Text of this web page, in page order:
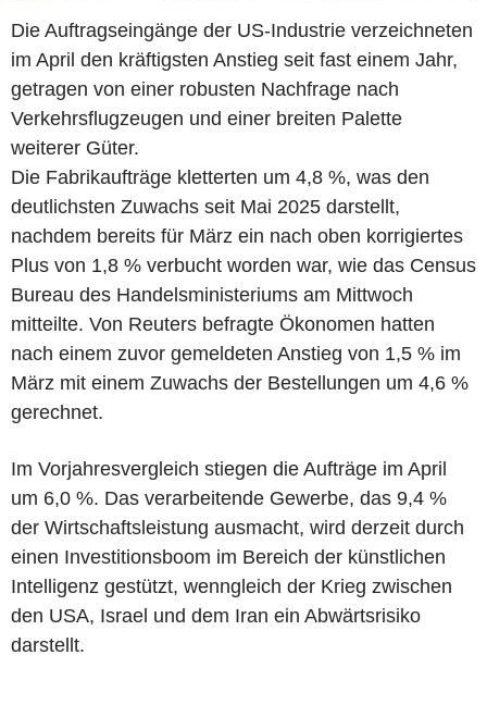
Die Auftragseingänge der US-Industrie verzeichneten
im April den kräftigsten Anstieg seit fast einem Jahr,
getragen von einer robusten Nachfrage nach
Verkehrsflugzeugen und einer breiten Palette
weiterer Güter.
Die Fabrikaufträge kletterten um 4,8 %, was den
deutlichsten Zuwachs seit Mai 2025 darstellt,
nachdem bereits für März ein nach oben korrigiertes
Plus von 1,8 % verbucht worden war, wie das Census
Bureau des Handelsministeriums am Mittwoch
mitteilte. Von Reuters befragte Ökonomen hatten
nach einem zuvor gemeldeten Anstieg von 1,5 % im
März mit einem Zuwachs der Bestellungen um 4,6 %
gerechnet.
Im Vorjahresvergleich stiegen die Aufträge im April
um 6,0 %. Das verarbeitende Gewerbe, das 9,4 %
der Wirtschaftsleistung ausmacht, wird derzeit durch
einen Investitionsboom im Bereich der künstlichen
Intelligenz gestützt, wenngleich der Krieg zwischen
den USA, Israel und dem Iran ein Abwärtsrisiko
darstellt.